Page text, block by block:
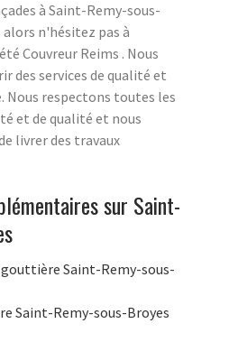
à Saint-Remy-sous-
alors n'hésitez pas à
Couvreur Reims . Nous
des services de qualité et
Nous respectons toutes les
et de qualité et nous
livrer des travaux
sur Saint-
Saint-Remy-sous-
Saint-Remy-sous-Broyes